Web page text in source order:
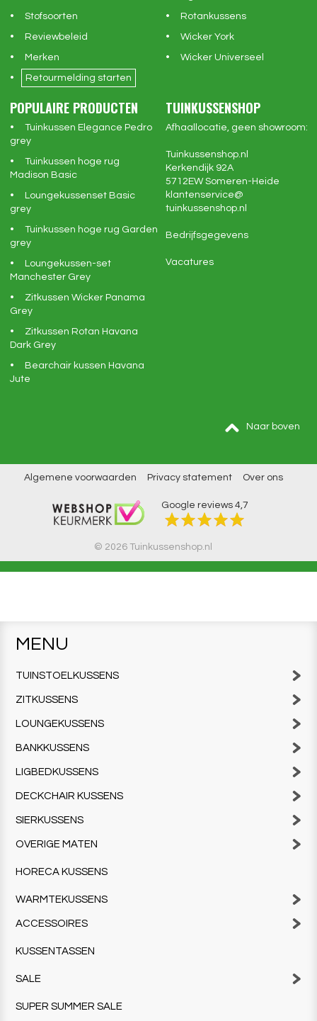
Stofsoorten
Reviewbeleid
Merken
Retourmelding starten
Rotankussens
Wicker York
Wicker Universeel
POPULAIRE PRODUCTEN
Tuinkussen Elegance Pedro
grey
Tuinkussen hoge rug
Madison Basic
Loungekussenset Basic
grey
Tuinkussen hoge rug Garden
grey
Loungekussen-set
Manchester Grey
Zitkussen Wicker Panama
Grey
Zitkussen Rotan Havana
Dark Grey
Bearchair kussen Havana
Jute
TUINKUSSENSHOP
Afhaallocatie, geen showroom:
Tuinkussenshop.nl
Kerkendijk 92A
5712EW Someren-Heide
klantenservice@
tuinkussenshop.nl
Bedrijfsgegevens
Vacatures
Naar boven
Algemene voorwaarden Privacy statement Over ons
Google reviews 4,7
© 2026 Tuinkussenshop.nl
MENU
TUINSTOELKUSSENS
ZITKUSSENS
LOUNGEKUSSENS
BANKKUSSENS
LIGBEDKUSSENS
DECKCHAIR KUSSENS
SIERKUSSENS
OVERIGE MATEN
HORECA KUSSENS
WARMTEKUSSENS
ACCESSOIRES
KUSSENTASSEN
SALE
SUPER SUMMER SALE